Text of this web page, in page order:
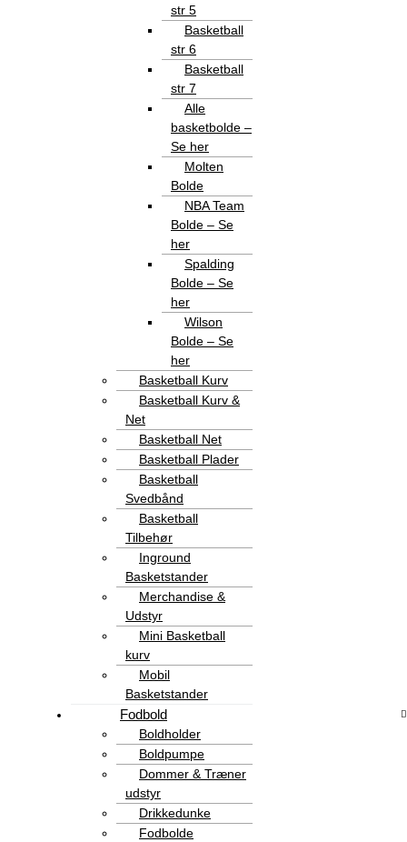
str 5
Basketball
str 6
Basketball
str 7
Alle
basketbolde –
Se her
Molten
Bolde
NBA Team
Bolde – Se
her
Spalding
Bolde – Se
her
Wilson
Bolde – Se
her
Basketball Kurv
Basketball Kurv &
Net
Basketball Net
Basketball Plader
Basketball
Svedbånd
Basketball
Tilbehør
Inground
Basketstander
Merchandise &
Udstyr
Mini Basketball
kurv
Mobil
Basketstander
Fodbold
Boldholder
Boldpumpe
Dommer & Træner
udstyr
Drikkedunke
Fodbolde